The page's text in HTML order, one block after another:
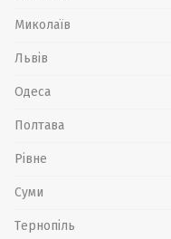
Миколаїв
Львів
Одеса
Полтава
Рівне
Суми
Тернопіль